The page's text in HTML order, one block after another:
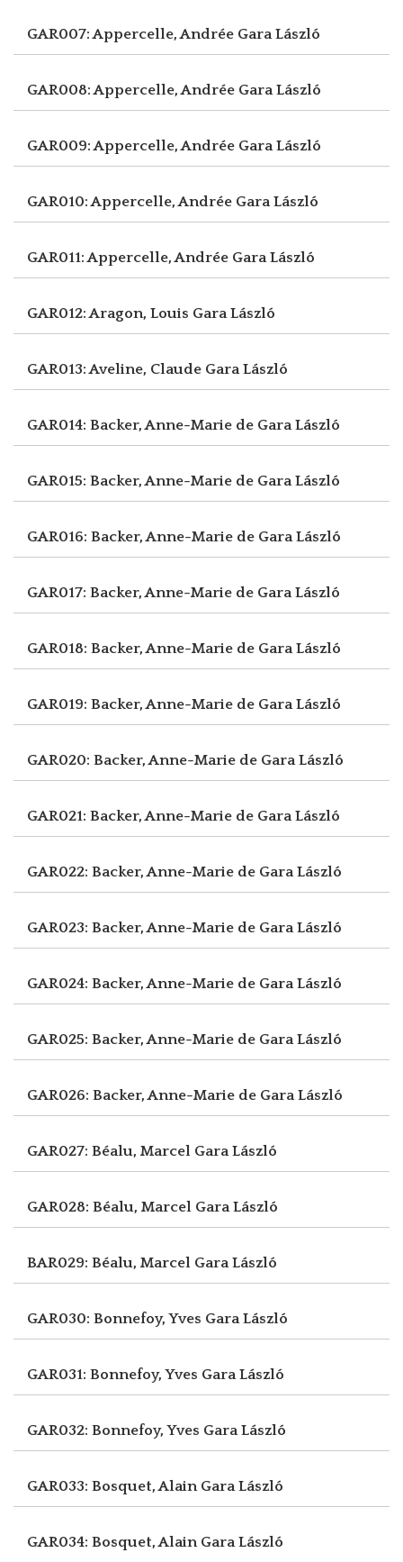
GAR007: Appercelle, Andrée Gara László
GAR008: Appercelle, Andrée Gara László
GAR009: Appercelle, Andrée Gara László
GAR010: Appercelle, Andrée Gara László
GAR011: Appercelle, Andrée Gara László
GAR012: Aragon, Louis Gara László
GAR013: Aveline, Claude Gara László
GAR014: Backer, Anne-Marie de Gara László
GAR015: Backer, Anne-Marie de Gara László
GAR016: Backer, Anne-Marie de Gara László
GAR017: Backer, Anne-Marie de Gara László
GAR018: Backer, Anne-Marie de Gara László
GAR019: Backer, Anne-Marie de Gara László
GAR020: Backer, Anne-Marie de Gara László
GAR021: Backer, Anne-Marie de Gara László
GAR022: Backer, Anne-Marie de Gara László
GAR023: Backer, Anne-Marie de Gara László
GAR024: Backer, Anne-Marie de Gara László
GAR025: Backer, Anne-Marie de Gara László
GAR026: Backer, Anne-Marie de Gara László
GAR027: Béalu, Marcel Gara László
GAR028: Béalu, Marcel Gara László
BAR029: Béalu, Marcel Gara László
GAR030: Bonnefoy, Yves Gara László
GAR031: Bonnefoy, Yves Gara László
GAR032: Bonnefoy, Yves Gara László
GAR033: Bosquet, Alain Gara László
GAR034: Bosquet, Alain Gara László